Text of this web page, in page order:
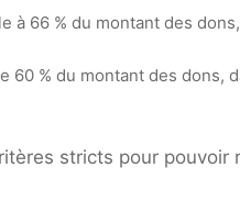
à 66 % du montant des
60 % du montant des dons,
stricts pour pouvoir